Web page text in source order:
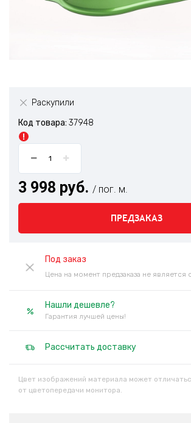
Раскупили
Код товара: 37948
3 998 руб. / пог. м.
ПРЕДЗАКАЗ
Под заказ
Цена на момент предзаказа не является
Нашли дешевле?
Гарантия лучшей цены!
Рассчитать доставку
Цвет изображений материала может
от цветопередачи монитора.